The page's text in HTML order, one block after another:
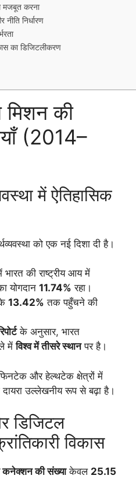
मजबूत करना
नीति निर्धारण
का डिजिटलीकरण
मिशन की
(2014–
में ऐतिहासिक
को एक नई दिशा दी है।
भारत की राष्ट्रीय आय में
योगदान 11.74% रहा।
13.42% तक पहुँचने की
के अनुसार, भारत
मेंविश्व में तीसरे स्थानपर है।
और हेल्थटेक क्षेत्रों में
उल्लेखनीय रूप से बढ़ा है।
डिजिटल
विकास
कनेक्शन की संख्याकेवल 25.15